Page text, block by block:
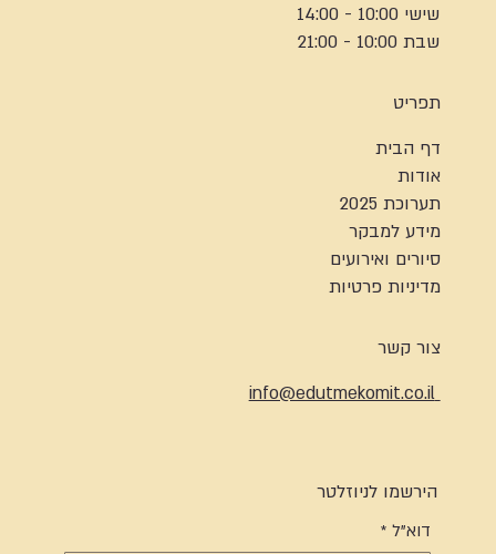
שישי 10:00 - 14:00
שבת 10:00 - 21:00
תפריט
דף הבית
אודות
תערוכת 2025
מידע למבקר
סיורים ואירועים
מדיניות פרטיות
צור קשר
info@edutmekomit.co.il
הירשמו לניוזלטר
דוא"ל *